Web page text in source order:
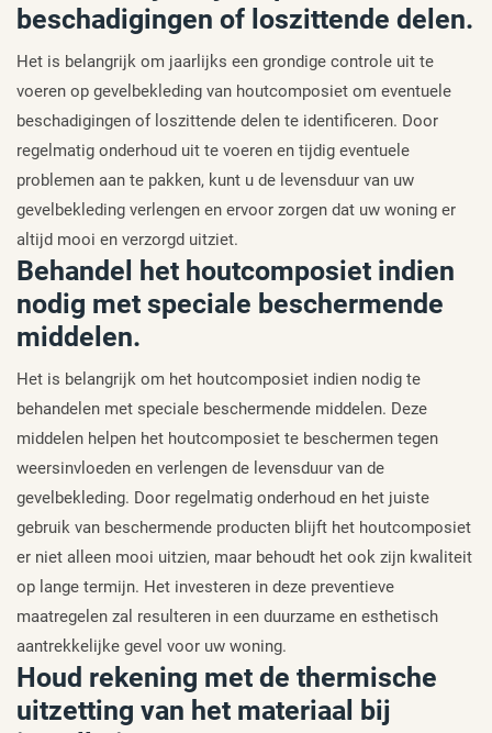
beschadigingen of loszittende delen.
Het is belangrijk om jaarlijks een grondige controle uit te
voeren op gevelbekleding van houtcomposiet om eventuele
beschadigingen of loszittende delen te identificeren. Door
regelmatig onderhoud uit te voeren en tijdig eventuele
problemen aan te pakken, kunt u de levensduur van uw
gevelbekleding verlengen en ervoor zorgen dat uw woning er
altijd mooi en verzorgd uitziet.
Behandel het houtcomposiet indien
nodig met speciale beschermende
middelen.
Het is belangrijk om het houtcomposiet indien nodig te
behandelen met speciale beschermende middelen. Deze
middelen helpen het houtcomposiet te beschermen tegen
weersinvloeden en verlengen de levensduur van de
gevelbekleding. Door regelmatig onderhoud en het juiste
gebruik van beschermende producten blijft het houtcomposiet
er niet alleen mooi uitzien, maar behoudt het ook zijn kwaliteit
op lange termijn. Het investeren in deze preventieve
maatregelen zal resulteren in een duurzame en esthetisch
aantrekkelijke gevel voor uw woning.
Houd rekening met de thermische
uitzetting van het materiaal bij